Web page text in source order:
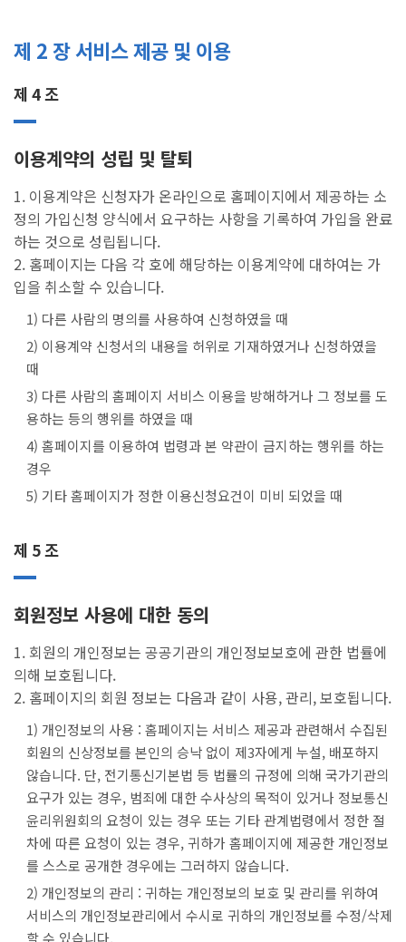
제 2 장 서비스 제공 및 이용
제 4 조
이용계약의 성립 및 탈퇴
1. 이용계약은 신청자가 온라인으로 홈페이지에서 제공하는 소
정의 가입신청 양식에서 요구하는 사항을 기록하여 가입을 완료
하는 것으로 성립됩니다.
2. 홈페이지는 다음 각 호에 해당하는 이용계약에 대하여는 가
입을 취소할 수 있습니다.
1) 다른 사람의 명의를 사용하여 신청하였을 때
2) 이용계약 신청서의 내용을 허위로 기재하였거나 신청하였을
때
3) 다른 사람의 홈페이지 서비스 이용을 방해하거나 그 정보를 도
용하는 등의 행위를 하였을 때
4) 홈페이지를 이용하여 법령과 본 약관이 금지하는 행위를 하는
경우
5) 기타 홈페이지가 정한 이용신청요건이 미비 되었을 때
제 5 조
회원정보 사용에 대한 동의
1. 회원의 개인정보는 공공기관의 개인정보보호에 관한 법률에
의해 보호됩니다.
2. 홈페이지의 회원 정보는 다음과 같이 사용, 관리, 보호됩니다.
1) 개인정보의 사용 : 홈페이지는 서비스 제공과 관련해서 수집된
회원의 신상정보를 본인의 승낙 없이 제3자에게 누설, 배포하지
않습니다. 단, 전기통신기본법 등 법률의 규정에 의해 국가기관의
요구가 있는 경우, 범죄에 대한 수사상의 목적이 있거나 정보통신
윤리위원회의 요청이 있는 경우 또는 기타 관계법령에서 정한 절
차에 따른 요청이 있는 경우, 귀하가 홈페이지에 제공한 개인정보
를 스스로 공개한 경우에는 그러하지 않습니다.
2) 개인정보의 관리 : 귀하는 개인정보의 보호 및 관리를 위하여
서비스의 개인정보관리에서 수시로 귀하의 개인정보를 수정/삭제
할 수 있습니다.